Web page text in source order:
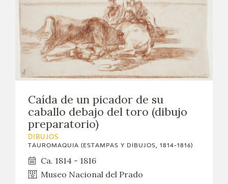
Caída de un picador de su
caballo debajo del toro (dibujo
preparatorio)
DIBUJOS
TAUROMAQUIA (ESTAMPAS Y DIBUJOS, 1814-1816)
Ca. 1814 - 1816
Museo Nacional del Prado